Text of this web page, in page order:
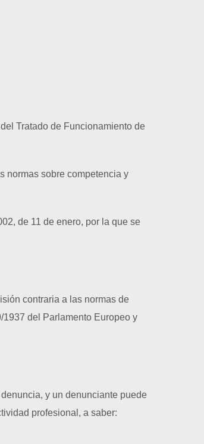
Tratado de Funcionamiento de
normas sobre competencia y
de 11 de enero, por la que se
contraria a las normas de
del Parlamento Europeo y
y un denunciante puede
profesional, a saber: